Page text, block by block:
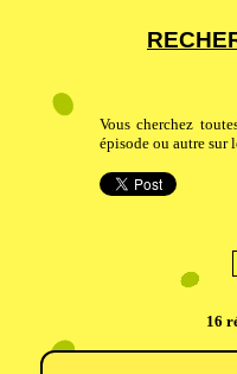
Vous cherchez
épisode ou autre sur
16